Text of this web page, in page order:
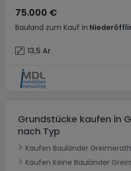
Bauland zum Kauf in
75.000 €
13,5 Ar
Grundstücke kaufen in
nach Typ
Kaufen Bauländer
Kaufen Keine Bauländer